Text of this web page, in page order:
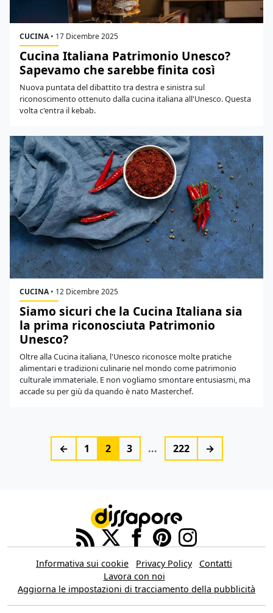
CUCINA• 17 Dicembre 2025
Cucina Italiana Patrimonio Unesco?
Sapevamo che sarebbe finita così
Nuova puntata del dibattito tra destra e sinistra sul
riconoscimento ottenuto dalla cucina italiana all'Unesco. Questa
volta c'entra il kebab.
CUCINA• 12 Dicembre 2025
Siamo sicuri che la Cucina Italiana sia
la prima riconosciuta Patrimonio
Unesco?
Oltre alla Cucina italiana, l'Unesco riconosce molte pratiche
alimentari e tradizioni culinarie nel mondo come patrimonio
culturale immateriale. E non vogliamo smontare entusiasmi, ma
accade su per giù da quando è nato Masterchef.
← 1 2 3 ... 222 →
Informativa sui cookie Privacy Policy
Contatti
Lavora con noi
Aggiorna le impostazioni di tracciamento della pubblicità